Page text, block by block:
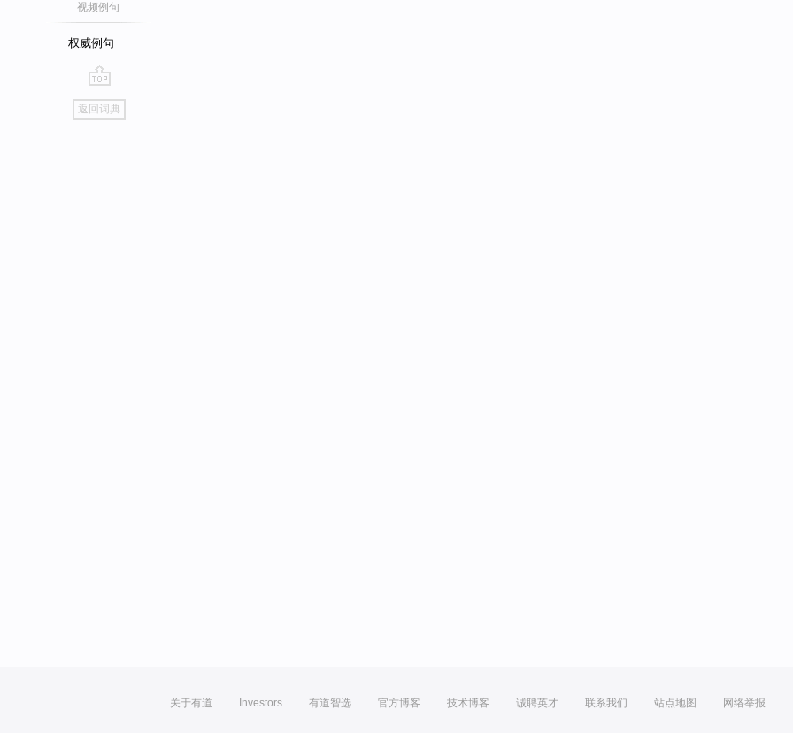
视频例句
权威例句
go
top
返回词典
关于有道 Investors 有道智选 官方博客 技术博客 诚聘英才 联系我们 站点地图 网络举报